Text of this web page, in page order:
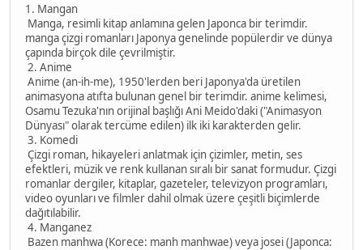
1. Mangan
Manga, resimli kitap anlamına gelen Japonca bir terimdir.
manga çizgi romanları Japonya genelinde popülerdir ve dünya
çapında birçok dile çevrilmiştir.
2. Anime
Anime (an-ih-me), 1950'lerden beri Japonya'da üretilen
animasyona atıfta bulunan genel bir terimdir. anime kelimesi,
Osamu Tezuka'nın orijinal başlığı Ani Meido'daki ("Animasyon
Dünyası" olarak tercüme edilen) ilk iki karakterden gelir.
3. Komedi
Çizgi roman, hikayeleri anlatmak için çizimler, metin, ses
efektleri, müzik ve renk kullanan sıralı bir sanat formudur. Çizgi
romanlar dergiler, kitaplar, gazeteler, televizyon programları,
video oyunları ve filmler dahil olmak üzere çeşitli biçimlerde
dağıtılabilir.
4. Manganez
Bazen manhwa (Korece: manh manhwae) veya josei (Japonca: